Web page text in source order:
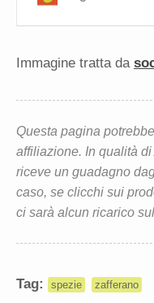
Immagine tratta da
Questa pagina
affiliazione. In qualità
riceve un guadagno
caso, se clicchi sui
ci sarà alcun ricarico
Tag: spezie zafferano